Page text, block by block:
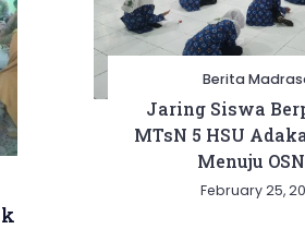
Berita
Jaring Siswa
MTsN 5 HSU
Menuju
February 25,